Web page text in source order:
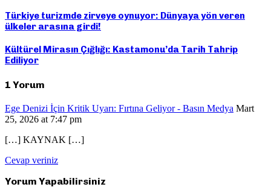
Türkiye turizmde zirveye oynuyor: Dünyaya yön veren
ülkeler arasına girdi!
Kültürel Mirasın Çığlığı: Kastamonu’da Tarih Tahrip
Ediliyor
1 Yorum
Ege Denizi İçin Kritik Uyarı: Fırtına Geliyor - Basın Medya Mart
25, 2026 at 7:47 pm
[…] KAYNAK […]
Cevap veriniz
Yorum Yapabilirsiniz